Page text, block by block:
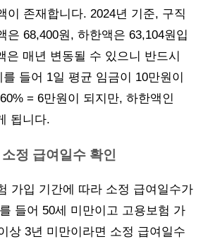
이 존재합니다. 2024년 기준, 구직
은 68,400원, 하한액은 63,104원입
은 매년 변동될 수 있으니 반드시
들어 1일 평균 임금이 10만원이
= 6만원이 되지만, 하한액인
됩니다.
정 급여일수 확인
가입 기간에 따라 소정 급여일수가
들어 50세 미만이고 고용보험 가
상 3년 미만이라면 소정 급여일수